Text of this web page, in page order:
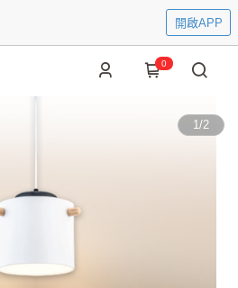
開啟APP
0
1/2